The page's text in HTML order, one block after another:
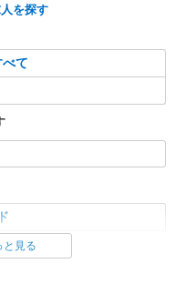
を探す
て
と見る